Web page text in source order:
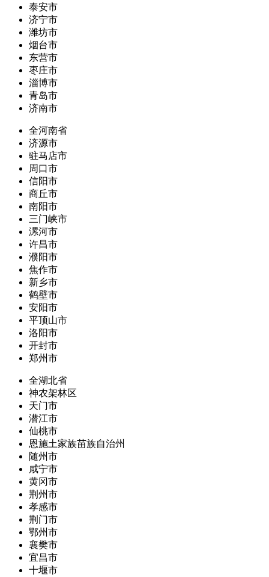
泰安市
济宁市
潍坊市
烟台市
东营市
枣庄市
淄博市
青岛市
济南市
全河南省
济源市
驻马店市
周口市
信阳市
商丘市
南阳市
三门峡市
漯河市
许昌市
濮阳市
焦作市
新乡市
鹤壁市
安阳市
平顶山市
洛阳市
开封市
郑州市
全湖北省
神农架林区
天门市
潜江市
仙桃市
恩施土家族苗族自治州
随州市
咸宁市
黄冈市
荆州市
孝感市
荆门市
鄂州市
襄樊市
宜昌市
十堰市